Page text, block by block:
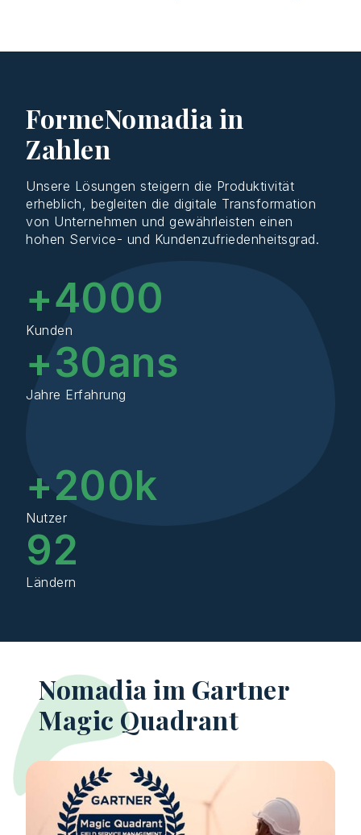
FormeNomadia in
Zahlen
Unsere Lösungen steigern die Produktivität
erheblich, begleiten die digitale Transformation
von Unternehmen und gewährleisten einen
hohen Service- und Kundenzufriedenheitsgrad.
Kunden
+4000
Jahre Erfahrung
+30ans
Nutzer
+200k
Ländern
92
Nomadia im Gartner
Magic Quadrant